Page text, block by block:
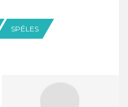
SPĒLES